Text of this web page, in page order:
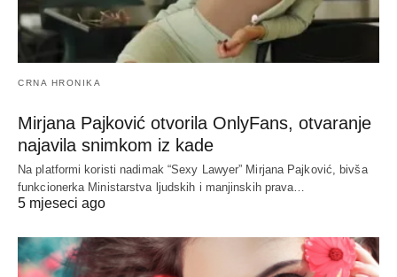
CRNA HRONIKA
Mirjana Pajković otvorila OnlyFans, otvaranje
najavila snimkom iz kade
Na platformi koristi nadimak “Sexy Lawyer” Mirjana Pajković, bivša
funkcionerka Ministarstva ljudskih i manjinskih prava…
5 mjeseci ago